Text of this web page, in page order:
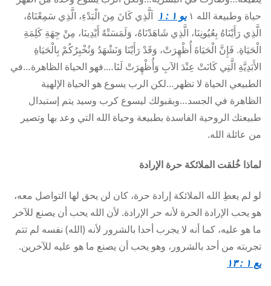
حياة وطبيعة الله ١
يو ١ : ١
اَلَّذِي كَانَ مِنَ الْبَدْءِ، الَّذِي سَمِعْنَاهُ،
الَّذِي رَأَيْنَاهُ بِعُيُونِنَا، الَّذِي شَاهَدْنَاهُ، وَلَمَسَتْهُ أَيْدِينَا، مِنْ جِهَةِ كَلِمَةِ
الْحَيَاةِ. فَإِنَّ الْحَيَاةَ أُظْهِرَتْ، وَقَدْ رَأَيْنَا وَنَشْهَدُ وَنُخْبِرُكُمْ بِالْحَيَاةِ
الأَبَدِيَّةِ الَّتِي كَانَتْ عِنْدَ الآبِ وَأُظْهِرَتْ لَنَا….فهو الحياة الظاهرة…في
الطبيعي الحياة لا تظهر…لكن الرب يسوع هو الحياة الإلهية
الظاهرة في الجسد…وبقبولك ليسوع كرب وسيد يتم إستبدال
طبيعتك الروحية الفاسدة بطبيعة وحياة الله التي وعد بها وتصير
من عائلة الله.
لماذا خُلقت الملائكة حرة الإرادة
لو لم يعطِ الله الملائكة إرادة حرة، كان لن يحق لها التواصل معه،
هو يحب الإرادة الحرة لأنه حر الإرادة. لأن الله يحب أن يصنع للآخر
ما هو عليه، كما أنه لا يجرب أحدا بالشرور لأنه (الله) نفسه لم تتم
تجربته من أحد بالشرور، وهو يحب أن يصنع ما هو عليه للآخرين.
يع ١ : ١٣